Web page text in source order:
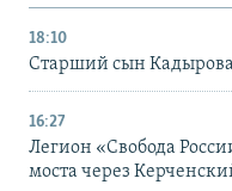
18:10
Старший сын
16:27
Легион «Свобода
моста через